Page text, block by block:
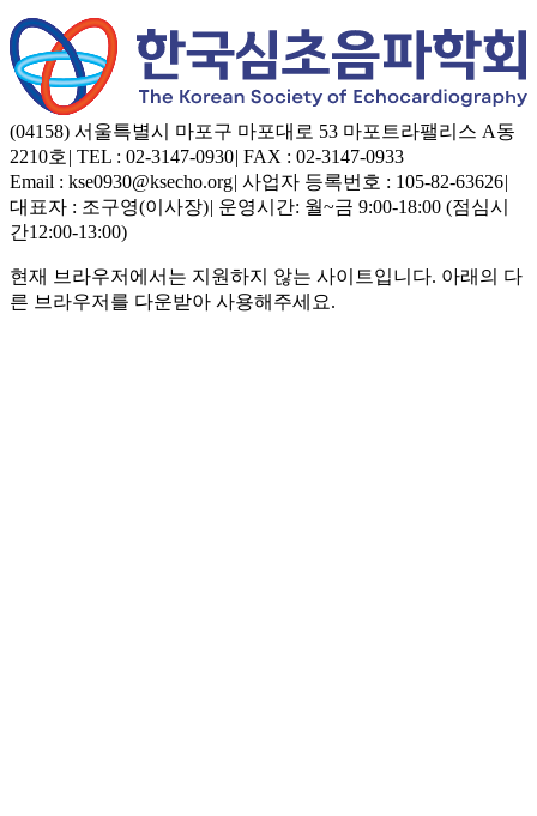
(04158) 서울특별시 마포구 마포대로 53 마포트라팰리스 A동
2210호 | TEL : 02-3147-0930| FAX : 02-3147-0933
Email : kse0930@ksecho.org| 사업자 등록번호 : 105-82-63626|
대표자 : 조구영(이사장)| 운영시간: 월~금 9:00-18:00 (점심시
간12:00-13:00)
현재 브라우저에서는 지원하지 않는 사이트입니다. 아래의 다
른 브라우저를 다운받아 사용해주세요.